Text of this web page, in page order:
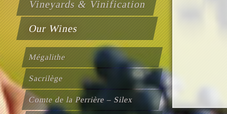
Vineyards & Vinification
Our Wines
Mégalithe
Sacrilège
Comte de la Perrière – Silex